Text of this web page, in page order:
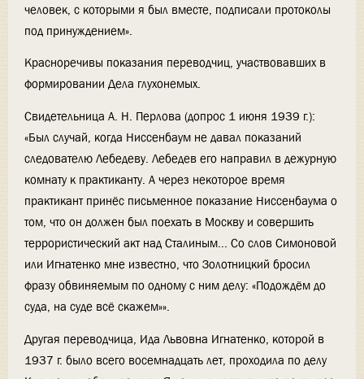
человек, с которыми я был вместе, подписали протоколы
под принуждением».
Красноречивы показания переводчиц, участвовавших в
формировании Дела глухонемых.
Свидетельница А. Н. Перлова (допрос 1 июня 1939 г.):
«Был случай, когда Ниссенбаум не давал показаний
следователю Лебедеву. Лебедев его направил в дежурную
комнату к практиканту. А через некоторое время
практикант принёс письменное показание Ниссенбаума о
том, что он должен был поехать в Москву и совершить
террористический акт над Сталиным... Со слов Симоновой
или Игнатенко мне известно, что Золотницкий бросил
фразу обвиняемым по одному с ним делу: «Подождём до
суда, на суде всё скажем»».
Другая переводчица, Ида Львовна Игнатенко, которой в
1937 г. было всего восемнадцать лет, проходила по делу